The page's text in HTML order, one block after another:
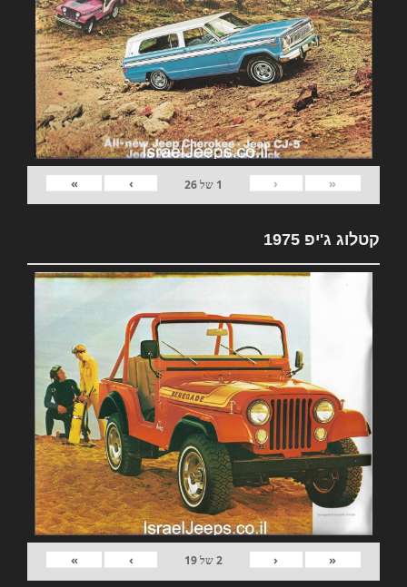
«
‹
1 של26
›
»
קטלוג ג'יפ 1975
«
‹
2של19
›
»